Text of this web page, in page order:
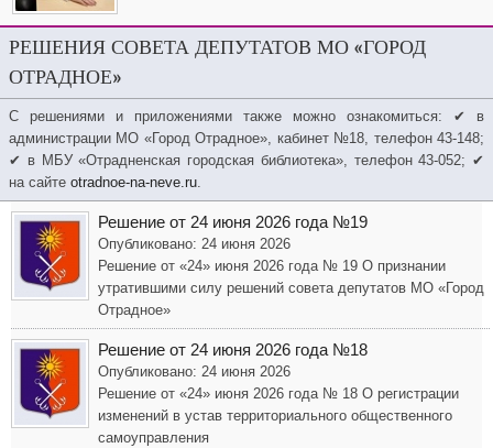
РЕШЕНИЯ СОВЕТА ДЕПУТАТОВ МО «ГОРОД
ОТРАДНОЕ»
С решениями и приложениями также можно ознакомиться: ✔ в
администрации МО «Город Отрадное», кабинет №18, телефон 43-148;
✔ в МБУ «Отрадненская городская библиотека», телефон 43-052; ✔
на сайте otradnoe-na-neve.ru.
Решение от 24 июня 2026 года №19
Опубликовано: 24 июня 2026
Решение от «24» июня 2026 года № 19 О признании
утратившими силу решений совета депутатов МО «Город
Отрадное»
Решение от 24 июня 2026 года №18
Опубликовано: 24 июня 2026
Решение от «24» июня 2026 года № 18 О регистрации
изменений в устав территориального общественного
самоуправления